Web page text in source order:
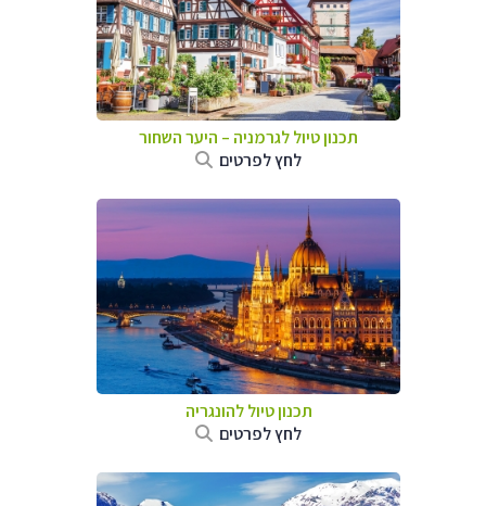
תכנון טיול לגרמניה – היער השחור
לחץ לפרטים
תכנון טיול להונגריה
לחץ לפרטים